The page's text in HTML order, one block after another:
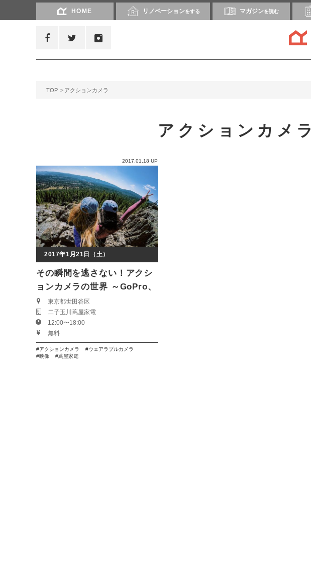
HOME リノベーションをする マガジンを読む
TOP アクションカメラ
アクションカメラ
2017.01.18 UP
2017年1月21日（土）
その瞬間を逃さない！アクシ
ョンカメラの世界 ～GoPro、
SONYアクションカム、
Panasonicウェアラブルカメ
ラを体験しよう～
東京都世田谷区
二子玉川蔦屋家電
12:00〜18:00
無料
アクションカメラ
ウェアラブルカメラ
映像
蔦屋家電